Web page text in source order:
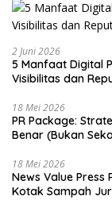
2 Juni 2026
5 Manfaat Digital
Visibilitas dan
18 Mei 2026
PR Package:
Benar (Bukan
18 Mei 2026
News Value Press
Kotak Sampah